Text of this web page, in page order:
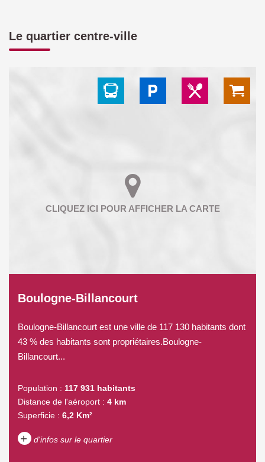
Le quartier centre-ville
Boulogne-Billancourt
Boulogne-Billancourt est une ville de 117 130 habitants dont
43 % des habitants sont propriétaires.Boulogne-
Billancourt...
Population : 117 931 habitants
Distance de l'aéroport : 4 km
Superficie : 6,2 Km²
+ d'infos sur le quartier